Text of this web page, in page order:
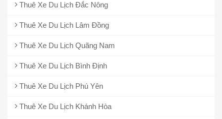
Thuê Xe Du Lịch Đắc Nông
Thuê Xe Du Lịch Lâm Đồng
Thuê Xe Du Lịch Quãng Nam
Thuê Xe Du Lịch Bình Định
Thuê Xe Du Lịch Phú Yên
Thuê Xe Du Lịch Khánh Hòa